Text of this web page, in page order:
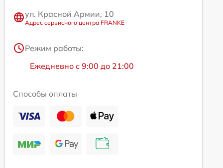
ул. Красной Армии, 10
Адрес сервисного центра FRANKE
Режим работы:
Ежедневно с 9:00 до 21:00
Способы оплаты